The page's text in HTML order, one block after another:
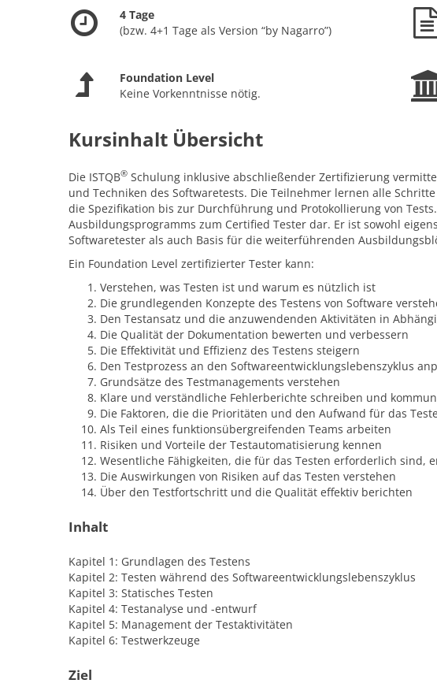
4 Tage
(bzw. 4+1 Tage als Version “by Nagarro”)
Foundation Level
Keine Vorkenntnisse nötig.
Kursinhalt Übersicht
Die ISTQB® Schulung inklusive abschließender Zertifizierung
und Techniken des Softwaretests. Die Teilnehmer lernen alle
die Spezifikation bis zur Durchführung und Protokollierung von
Ausbildungsprogramms zum Certified Tester dar. Er ist sowohl
Softwaretester als auch Basis für die weiterführenden
Ein Foundation Level zertifizierter Tester kann:
Verstehen, was Testen ist und warum es nützlich ist
Die grundlegenden Konzepte des Testens von Software
Den Testansatz und die anzuwendenden Aktivitäten in
Die Qualität der Dokumentation bewerten und verbessern
Die Effektivität und Effizienz des Testens steigern
Den Testprozess an den Softwareentwicklungslebenszyklus
Grundsätze des Testmanagements verstehen
Klare und verständliche Fehlerberichte schreiben und
Die Faktoren, die die Prioritäten und den Aufwand für das
Als Teil eines funktionsübergreifenden Teams arbeiten
Risiken und Vorteile der Testautomatisierung kennen
Wesentliche Fähigkeiten, die für das Testen erforderlich sind,
Die Auswirkungen von Risiken auf das Testen verstehen
Über den Testfortschritt und die Qualität effektiv berichten
Inhalt
Kapitel 1: Grundlagen des Testens
Kapitel 2: Testen während des Softwareentwicklungslebenszyklus
Kapitel 3: Statisches Testen
Kapitel 4: Testanalyse und -entwurf
Kapitel 5: Management der Testaktivitäten
Kapitel 6: Testwerkzeuge
Ziel